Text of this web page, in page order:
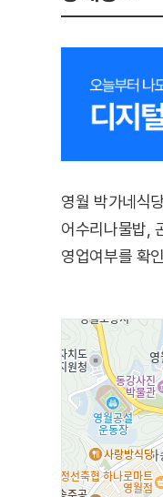
영월 박가네식
어수리나물밥,
영업여부를 확